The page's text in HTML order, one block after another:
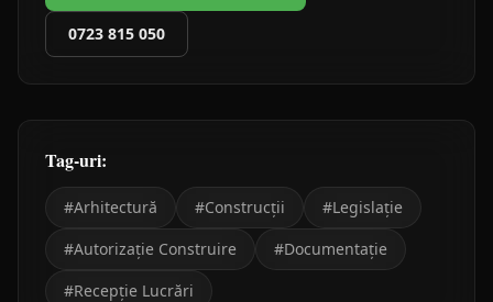
0723 815 050
Tag-uri:
#Arhitectură #Construcții #Legislație
#Autorizație Construire #Documentație
#Recepție Lucrări